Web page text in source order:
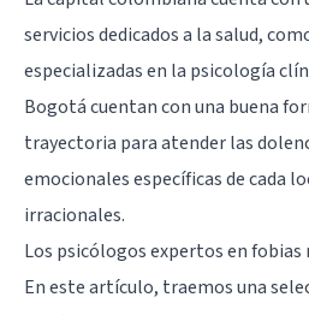
servicios dedicados a la salud,
especializadas en la psicología
Bogotácuentan con una buena
trayectoria para atender las
emocionales específicas de cada
irracionales.
Los psicólogos expertos en
En este artículo, traemos una